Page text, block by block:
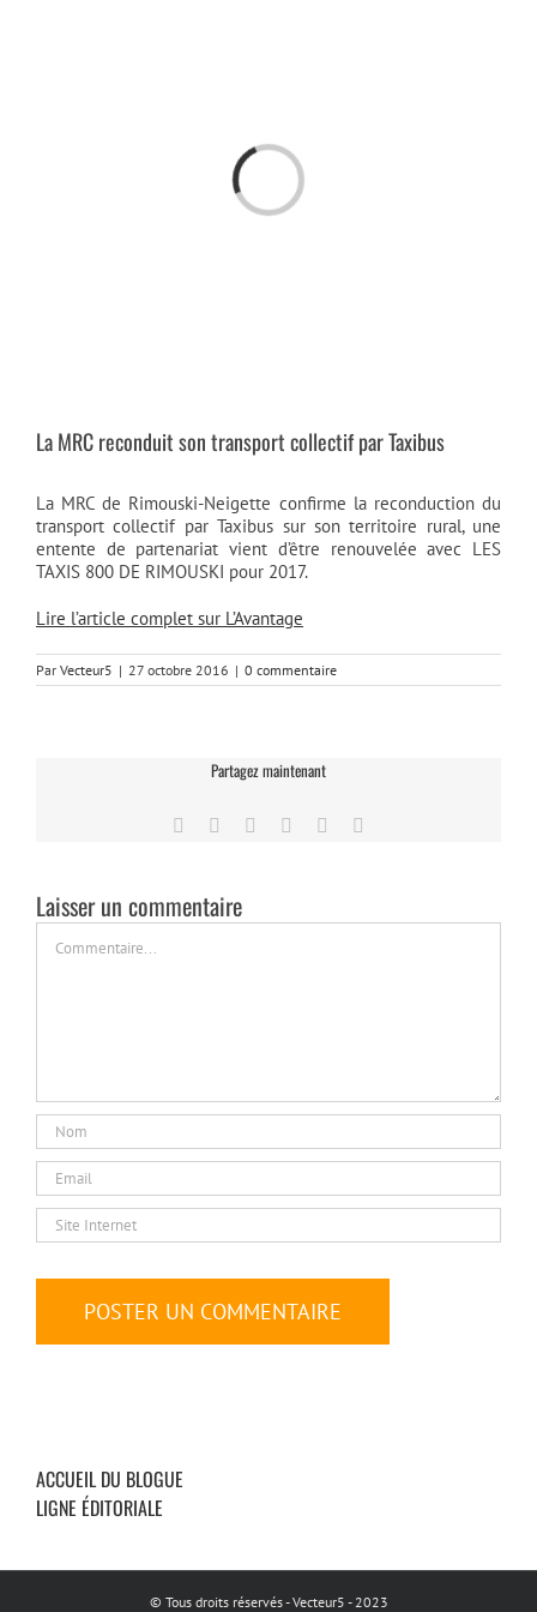
Chargement…
La MRC reconduit son transport collectif par Taxibus
La MRC de Rimouski-Neigette confirme la reconduction du
transport collectif par Taxibus sur son territoire rural, une
entente de partenariat vient d’être renouvelée avec LES
TAXIS 800 DE RIMOUSKI pour 2017.
Lire l’article complet sur L’Avantage
Par Vecteur5 | 27 octobre 2016 | 0 commentaire
Partagez maintenant
Facebook
TwitterLinkedIn
TumblrPinterest
Laisser un commentaire
ACCUEIL DU BLOGUE
LIGNE ÉDITORIALE
© Tous droits réservés - Vecteur5 - 2023